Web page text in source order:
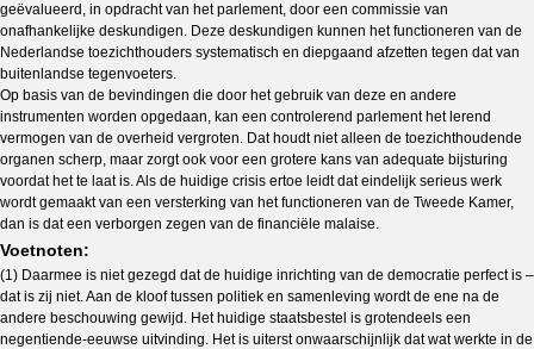
geëvalueerd, in opdracht van het parlement, door een commissie van
onafhankelijke deskundigen. Deze deskundigen kunnen het functioneren van de
Nederlandse toezichthouders systematisch en diepgaand afzetten tegen dat van
buitenlandse tegenvoeters.
Op basis van de bevindingen die door het gebruik van deze en andere
instrumenten worden opgedaan, kan een controlerend parlement het lerend
vermogen van de overheid vergroten. Dat houdt niet alleen de toezichthoudende
organen scherp, maar zorgt ook voor een grotere kans van adequate bijsturing
voordat het te laat is. Als de huidige crisis ertoe leidt dat eindelijk serieus werk
wordt gemaakt van een versterking van het functioneren van de Tweede Kamer,
dan is dat een verborgen zegen van de financiële malaise.
Voetnoten:
(1) Daarmee is niet gezegd dat de huidige inrichting van de democratie perfect is –
dat is zij niet. Aan de kloof tussen politiek en samenleving wordt de ene na de
andere beschouwing gewijd. Het huidige staatsbestel is grotendeels een
negentiende-eeuwse uitvinding. Het is uiterst onwaarschijnlijk dat wat werkte in de